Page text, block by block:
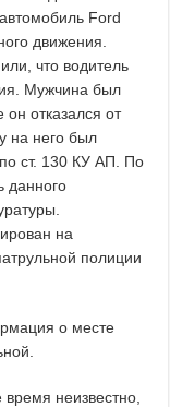
Ford
движения.
что водитель
Мужчина был
отказался от
на него был
ст. 130 КУ АП. По
данного
на
полиции
о месте
неизвестно,